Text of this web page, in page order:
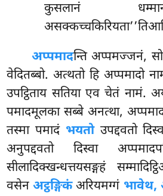
कुसलानं
अप्पमादन्ति अप्पमज्जनं,
वेदितब्बो. अत्थतो हि अप्पमादो
उपट्ठिताय सतिया एव चेतं नामं.
पमादमूलका सब्बे अनत्था,
तस्मा पमादं भयतोउपद्दवतो
अनुपद्दवतो दिस्वा
सीलादिक्खन्धत्तयसङ्गहं
वसेनअट्ठङ्गिकंअरियमग्गं